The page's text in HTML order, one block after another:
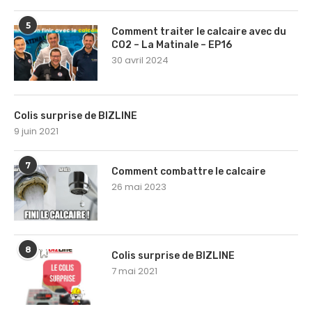
5
Comment traiter le calcaire avec du
CO2 – La Matinale – EP16
30 avril 2024
Colis surprise de BIZLINE
9 juin 2021
7
Comment combattre le calcaire
26 mai 2023
8
Colis surprise de BIZLINE
7 mai 2021